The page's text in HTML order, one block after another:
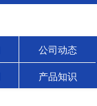
公司动态
产品知识